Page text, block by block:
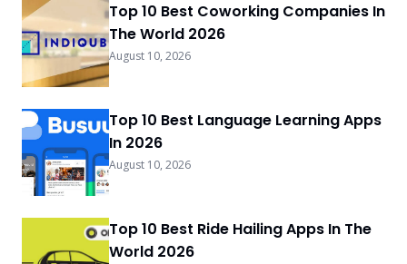
Top 10 Best Coworking Companies In
The World 2026
August 10, 2026
Top 10 Best Language Learning Apps
In 2026
August 10, 2026
Top 10 Best Ride Hailing Apps In The
World 2026